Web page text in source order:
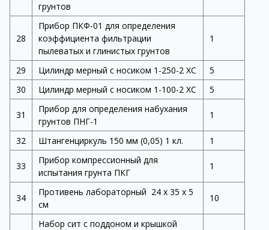
грунтов
28
Прибор ПКФ-01 для определения
коэффициента фильтрации
пылеватых и глинистых грунтов
1
29 Цилиндр мерный с носиком 1-250-2 ХС
5
30
Цилиндр мерный с носиком 1-100-2 ХС 5
31
Прибор для определения набухания
грунтов ПНГ-1
1
32 Штангенциркуль 150 мм (0,05) 1 кл. 1
33
Прибор компрессионный для
испытания грунта ПКГ
1
34
Противень лабораторный 24 х 35 х 5
см
10
Набор сит с поддоном и крышкой